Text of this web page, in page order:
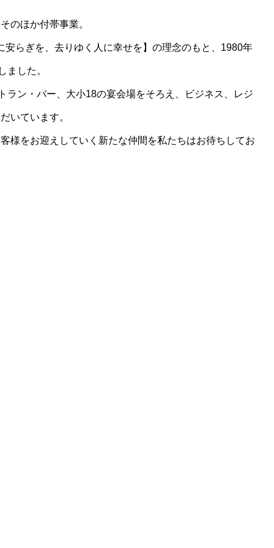
のほか付帯事業。
らぎを、去りゆく人に幸せを】の理念のもと、1980年
ました。
ン・バー、大小18の宴会場をそろえ、ビジネス、レジ
いています。
様をお迎えしていく新たな仲間を私たちはお待ちしてお